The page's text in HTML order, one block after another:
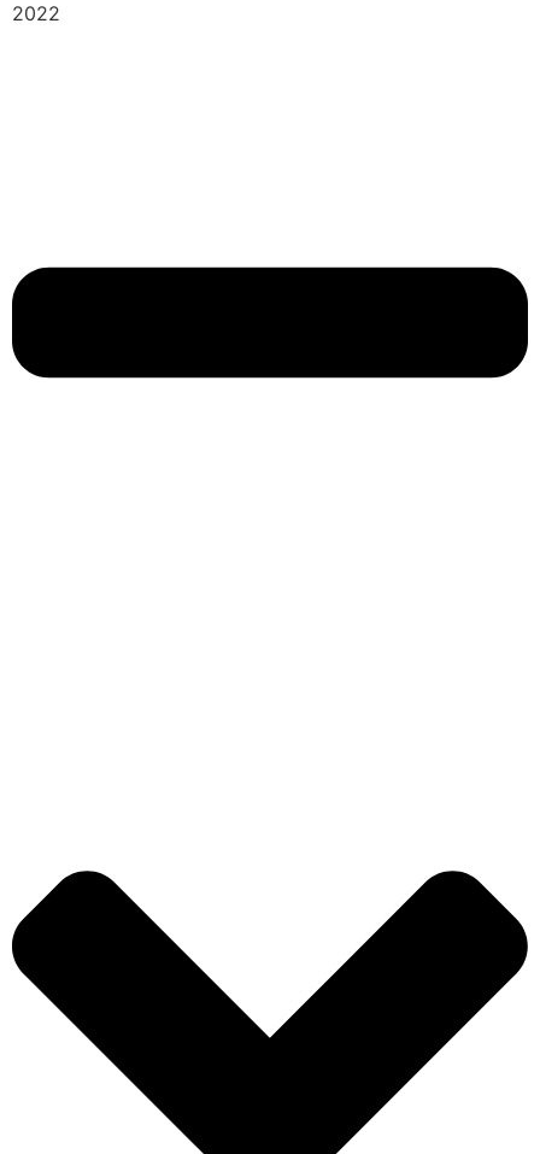
2022